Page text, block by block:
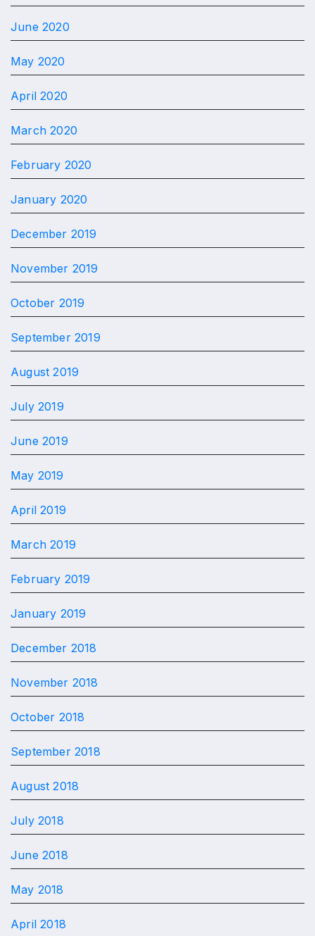
June 2020
May 2020
April 2020
March 2020
February 2020
January 2020
December 2019
November 2019
October 2019
September 2019
August 2019
July 2019
June 2019
May 2019
April 2019
March 2019
February 2019
January 2019
December 2018
November 2018
October 2018
September 2018
August 2018
July 2018
June 2018
May 2018
April 2018